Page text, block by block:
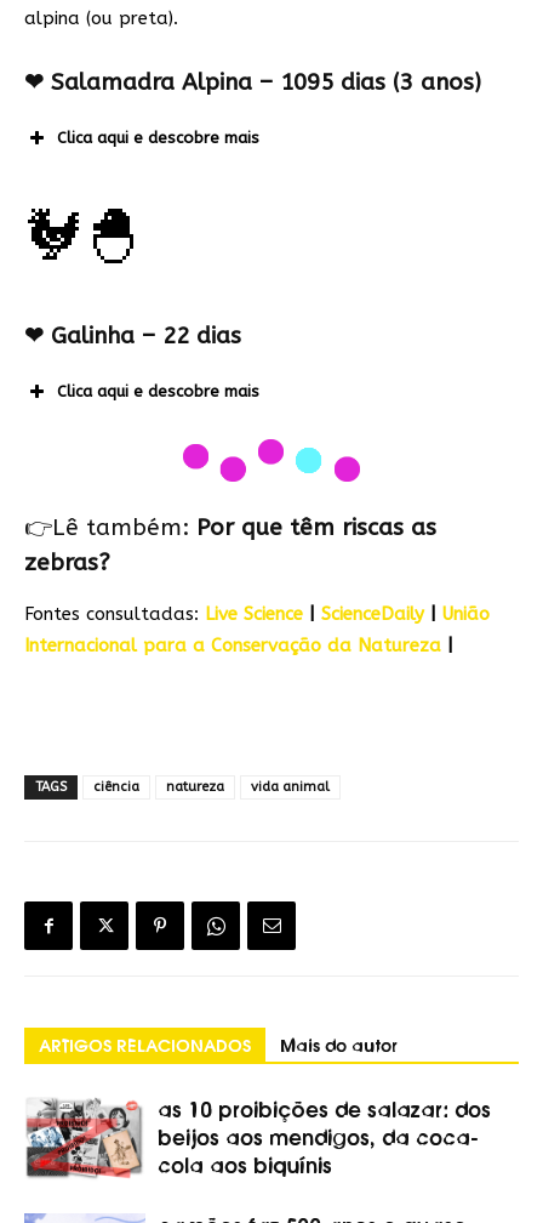
alpina (ou preta).
❤ Salamadra Alpina – 1095 dias (3 anos)
Clica aqui e descobre mais
🐓🐣
❤ Galinha – 22 dias
Clica aqui e descobre mais
👉Lê também: Por que têm riscas as
zebras?
Fontes consultadas: Live Science ScienceDaily| União
Internacional para a Conservação da Natureza
TAGS ciência natureza vida animal
ARTIGOS RELACIONADOS Mais do autor
as 10 proibições de salazar: dos
beijos aos mendigos, da coca-
cola aos biquínis